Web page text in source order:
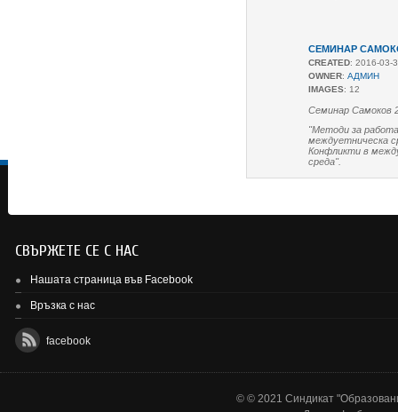
СЕМИНАР
CREATED: 2016-03-
OWNER: АДМИН
IMAGES: 12
Семинар Самоков
"Методи за
междуетническа
Конфликти в
среда".
СВЪРЖЕТЕ СЕ С НАС
Нашата страница във Facebook
Връзка с нас
facebook
© © 2021 Синдикат